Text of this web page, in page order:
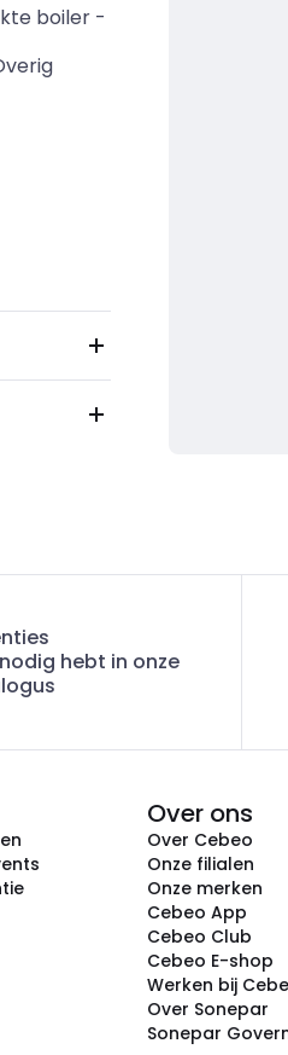
boiler-
hebt in onze
Over ons
Over Cebeo
Onze filialen
Onze merken
Cebeo App
Cebeo Club
Cebeo E-shop
Werken bij
Over Sonepar
Sonepar